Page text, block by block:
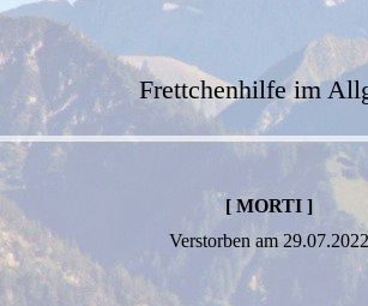
Frettchenhilfe im
[ MORTI ]
Verstorben am 29.07.2022